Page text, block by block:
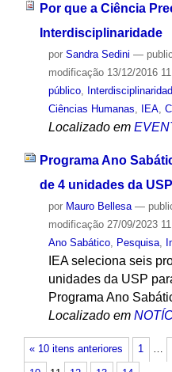
Por que a Ciência
Interdisciplinaridade
por Sandra Sedini —
modificação13/12/2016
público,
Ciências Humanas
IEA,
Localizado em
Programa Ano
de 4 unidades da USP
por Mauro Bellesa —
modificação27/09/2023
Ano Sabático, Pesquisa,
IEA seleciona seis
unidades da USP
Programa Ano
Localizado em
« 10 itens anteriores 1 …